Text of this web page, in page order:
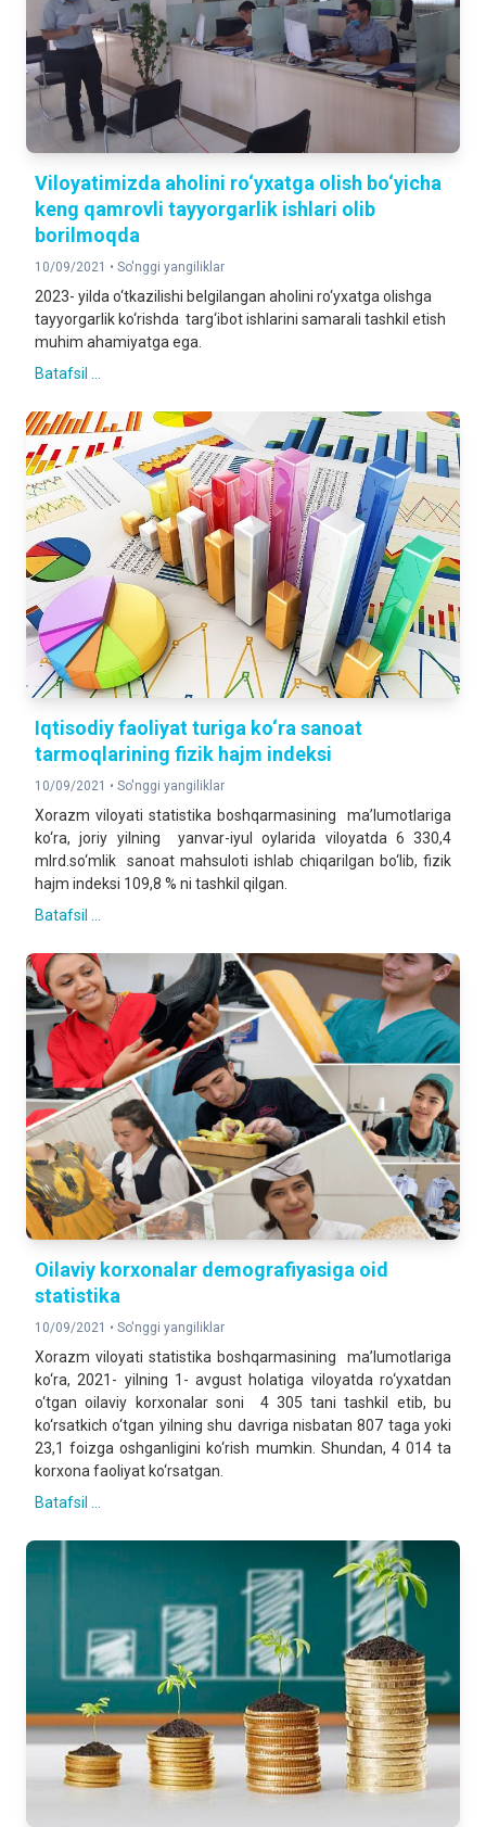
Viloyatimizda aholini ro‘yxatga olish bo‘yicha
keng qamrovli tayyorgarlik ishlari olib
borilmoqda
10/09/2021 • So'nggi yangiliklar
2023- yilda o‘tkazilishi belgilangan aholini ro‘yxatga olishga
tayyorgarlik ko‘rishda targ‘ibot ishlarini samarali tashkil etish
muhim ahamiyatga ega.
Batafsil ...
Iqtisodiy faoliyat turiga ko‘ra sanoat
tarmoqlarining fizik hajm indeksi
10/09/2021 • So'nggi yangiliklar
Xorazm viloyati statistika boshqarmasining ma’lumotlariga
ko‘ra, joriy yilning yanvar-iyul oylarida viloyatda 6 330,4
mlrd.so‘mlik sanoat mahsuloti ishlab chiqarilgan bo‘lib, fizik
hajm indeksi 109,8 % ni tashkil qilgan.
Batafsil ...
Oilaviy korxonalar demografiyasiga oid
statistika
10/09/2021 • So'nggi yangiliklar
Xorazm viloyati statistika boshqarmasining ma’lumotlariga
ko‘ra, 2021- yilning 1- avgust holatiga viloyatda ro‘yxatdan
o‘tgan oilaviy korxonalar soni 4 305 tani tashkil etib, bu
ko‘rsatkich o‘tgan yilning shu davriga nisbatan 807 taga yoki
23,1 foizga oshganligini ko‘rish mumkin. Shundan, 4 014 ta
korxona faoliyat ko‘rsatgan.
Batafsil ...